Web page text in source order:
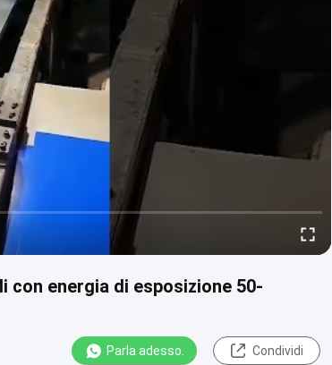
con energia di esposizione 50-
Parla adesso. Condividi